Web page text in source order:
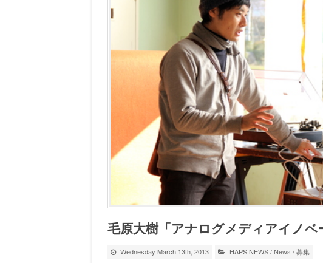
毛原大樹「アナログメディアイノ
Wednesday March 13th, 2013 HAPS NEWS/News /募集